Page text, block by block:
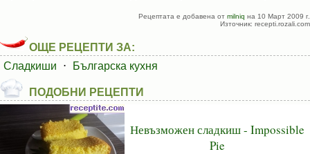
Рецептата е добавена от milniq на 10 Март 2009 г.
Източник: recepti.rozali.com
ОЩЕ РЕЦЕПТИ ЗА:
Сладкиши
⋅ Българска кухня
ПОДОБНИ РЕЦЕПТИ
Невъзможен сладкиш - Impossible
Pie